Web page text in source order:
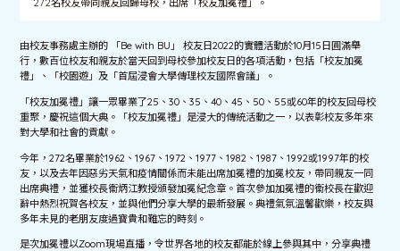
272名校友帶同親友回歸母校，出席「校友加冕禮」。
由校友事務處主辦的 「Be with BU」 校友日2022的實體活動於10月15日圓滿舉
行，數百位校友和親友於當天回到母校參加校友日的各項活動，包括「校友加冕
禮」、「校園遊」及「首屆浸會大學傳理校友國際會議」。
「校友加冕禮」讓一眾畢業了25、30、35、40、45、50、55或60年的校友回母校
重聚，慶祝這個大典。「校友加冕禮」是浸大的傳統活動之一，以表彰校友多年來
對大學和社會的貢獻。
今年，272名畢業於1962、1967、1972、1977、1982、1987、1992或1997年的校
友，以及去年因惡劣天氣和疫情關係而未能出席加冕禮的加冕校友，帶同親友一同
出席典禮，並獲校長衞炳江教授頒發加冕紀念章。首次參加加冕禮的衞校長在歡迎
辭中熱烈祝賀各校友，並與他們分享大學的最新發展。典禮氣氛溫馨歡樂，校友與
多年未見的老朋友度過寶貴和難忘的時刻。
是次加冕禮以Zoom現場直播，令世界各地的校友都能於線上參與其中，分享典禮